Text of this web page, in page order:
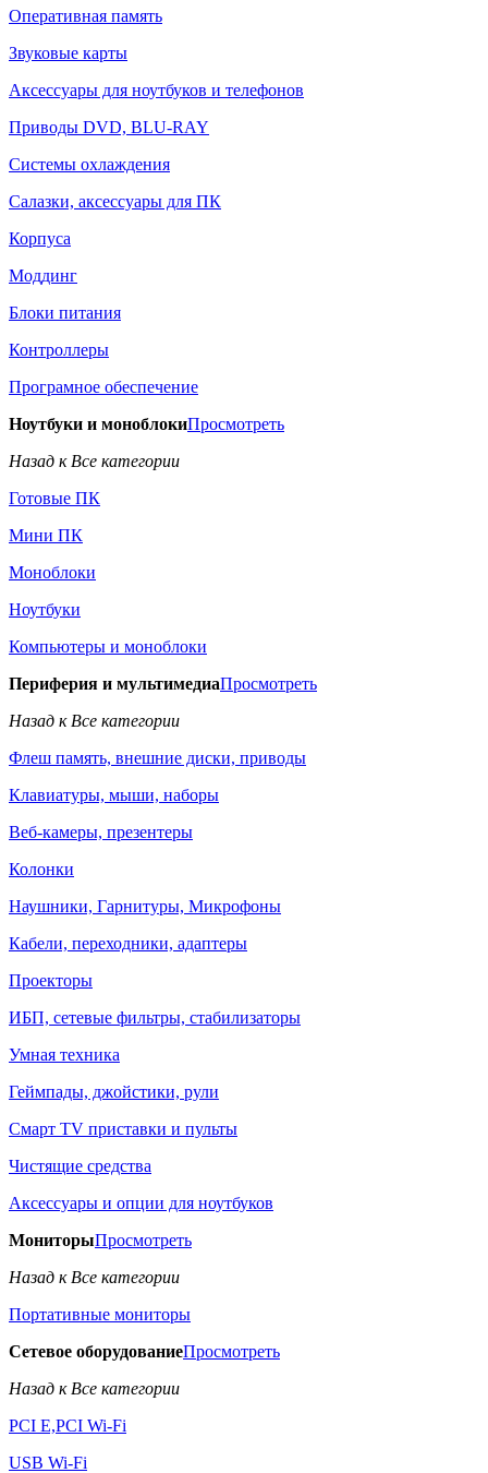
Оперативная память
Звуковые карты
Аксессуары для ноутбуков и телефонов
Приводы DVD, BLU-RAY
Системы охлаждения
Салазки, аксессуары для ПК
Корпуса
Моддинг
Блоки питания
Контроллеры
Програмное обеспечение
Ноутбуки и моноблокиПросмотреть
Назад к Все категории
Готовые ПК
Мини ПК
Моноблоки
Ноутбуки
Компьютеры и моноблоки
Периферия и мультимедиаПросмотреть
Назад к Все категории
Флеш память, внешние диски, приводы
Клавиатуры, мыши, наборы
Веб-камеры, презентеры
Колонки
Наушники, Гарнитуры, Микрофоны
Кабели, переходники, адаптеры
Проекторы
ИБП, сетевые фильтры, стабилизаторы
Умная техника
Геймпады, джойстики, рули
Смарт TV приставки и пульты
Чистящие средства
Аксессуары и опции для ноутбуков
МониторыПросмотреть
Назад к Все категории
Портативные мониторы
Сетевое оборудованиеПросмотреть
Назад к Все категории
PCI E,PCI Wi-Fi
USB Wi-Fi